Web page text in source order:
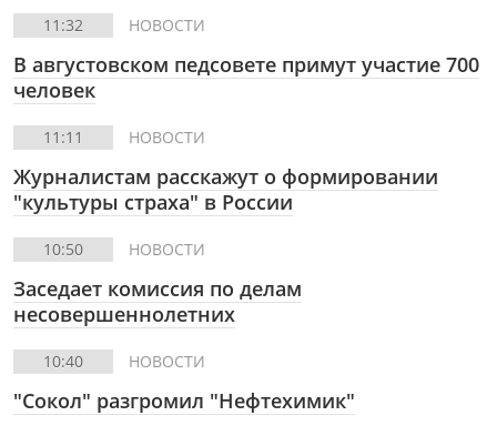
11:32 НОВОСТИ
В августовском педсовете примут участие 700
человек
11:11 НОВОСТИ
Журналистам расскажут о формировании
"культуры страха" в России
10:50 НОВОСТИ
Заседает комиссия по делам
несовершеннолетних
10:40 НОВОСТИ
"Сокол" разгромил "Нефтехимик"